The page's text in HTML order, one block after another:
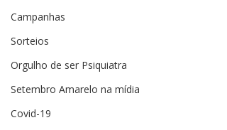
Campanhas
Sorteios
Orgulho de ser Psiquiatra
Setembro Amarelo na mídia
Covid-19